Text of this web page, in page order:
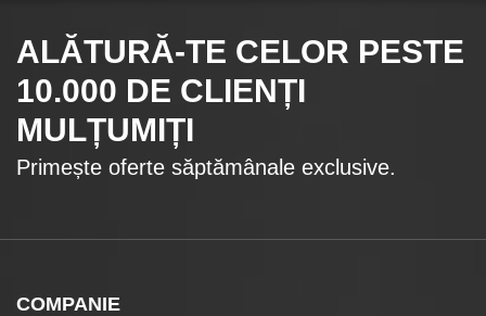
ALĂTURĂ-TE CELOR PESTE
10.000 DE CLIENȚI
MULȚUMIȚI
Primește oferte săptămânale exclusive.
COMPANIE